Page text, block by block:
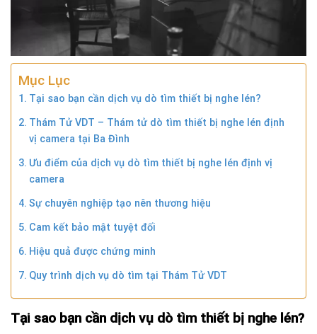
Mục Lục
Tại sao bạn cần dịch vụ dò tìm thiết bị nghe lén?
Thám Tử VDT – Thám tử dò tìm thiết bị nghe lén định
vị camera tại Ba Đình
Ưu điểm của dịch vụ dò tìm thiết bị nghe lén định vị
camera
Sự chuyên nghiệp tạo nên thương hiệu
Cam kết bảo mật tuyệt đối
Hiệu quả được chứng minh
Quy trình dịch vụ dò tìm tại Thám Tử VDT
Tại sao bạn cần dịch vụ dò tìm thiết bị nghe lén?